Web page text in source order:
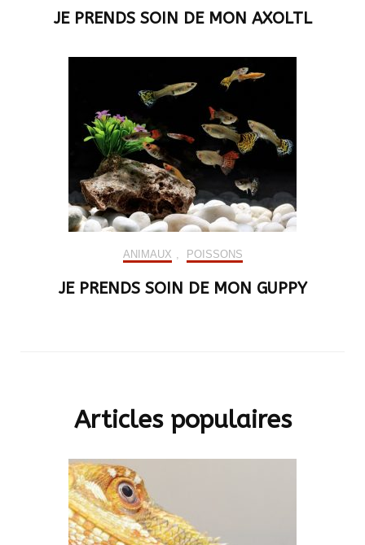
JE PRENDS SOIN DE MON AXOLTL
ANIMAUX POISSONS
JE PRENDS SOIN DE MON GUPPY
Articles populaires